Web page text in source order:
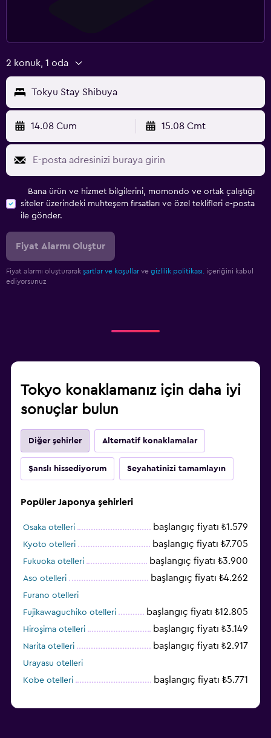
2 konuk, 1 oda
Tokyu Stay Shibuya
14.08 Cum 15.08 Cmt
Bana ürün ve hizmet bilgilerini, momondo ve ortak çalıştığı
siteler üzerindeki muhteşem fırsatları ve özel teklifleri e-posta
ile gönder.
Fiyat Alarmı Oluştur
Fiyat alarmı oluşturarak şartlar ve koşullar ve gizlilik politikası.
içeriğini kabul
ediyorsunuz
Tokyo konaklamanız için daha iyi
sonuçlar bulun
Diğer şehirler Alternatif konaklamalar
Şanslı hissediyorum Seyahatinizi tamamlayın
Popüler Japonya şehirleri
Osaka otelleri başlangıç fiyatı ₺1.579
Kyoto otelleri başlangıç fiyatı ₺7.705
Fukuoka otelleri başlangıç fiyatı ₺3.900
Aso otelleri başlangıç fiyatı ₺4.262
Furano otelleri
Fujikawaguchiko otelleri
başlangıç fiyatı ₺12.805
Hiroşima otelleri başlangıç fiyatı ₺3.149
Narita otelleri başlangıç fiyatı ₺2.917
Urayasu otelleri
Kobe otelleri
başlangıç fiyatı ₺5.771